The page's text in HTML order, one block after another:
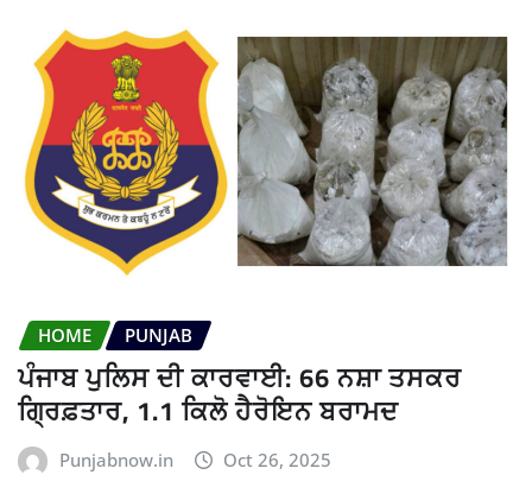
HOME PUNJAB
ਪੰਜਾਬ ਪੁਲਿਸ ਦੀ ਕਾਰਵਾਈ: 66 ਨਸ਼ਾ ਤਸਕਰ
ਗ੍ਰਿਫ਼ਤਾਰ, 1.1 ਕਿਲੋ ਹੈਰੋਇਨ ਬਰਾਮਦ
Punjabnow.in Oct 26, 2025